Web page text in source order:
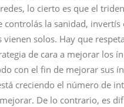
lo cierto es que el
controlás la sanidad,
solos. Hay que
de cara a mejorar los
con el fin de mejorar sus
creciendo el número de
De lo contrario, es